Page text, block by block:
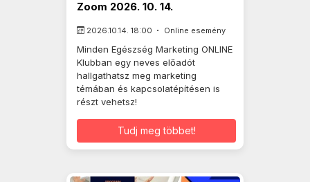
Zoom 2026. 10. 14.
2026.10.14. 18:00 Online esemény
Minden Egészség Marketing ONLINE
Klubban egy neves előadót
hallgathatsz meg marketing
témában és kapcsolatépítésen is
részt vehetsz!
Tudj meg többet!